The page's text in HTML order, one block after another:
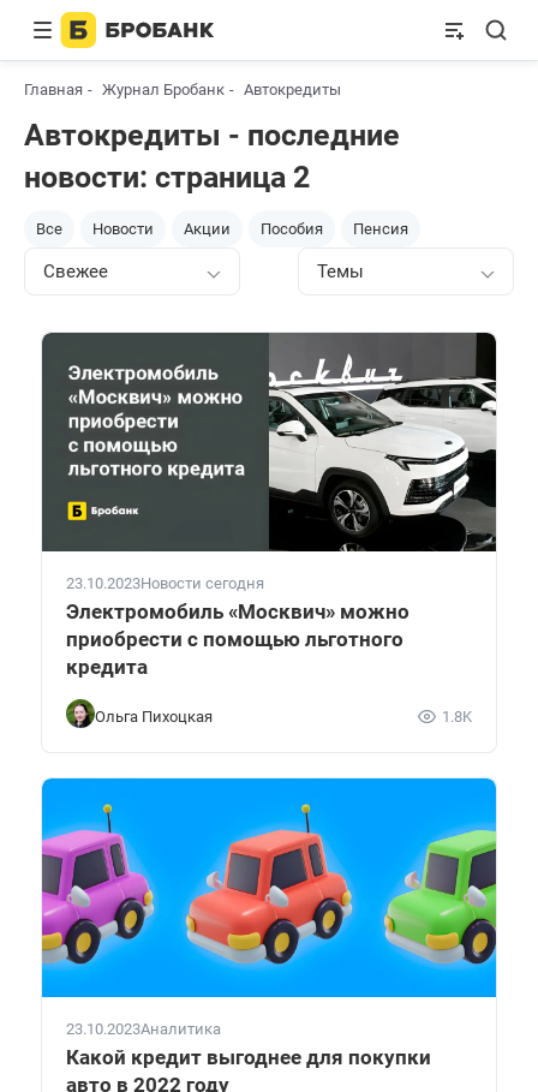
Главная Журнал Бробанк Автокредиты
Автокредиты - последние
новости: страница 2
Все Новости Акции Пособия Пенсия
Свежее Темы
23.10.2023Новости сегодня
Электромобиль «Москвич» можно
приобрести с помощью льготного
кредита
Ольга Пихоцкая 1.8K
23.10.2023Аналитика
Какой кредит выгоднее для покупки
авто в 2022 году